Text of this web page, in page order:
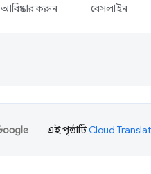
আবিষ্কার করুন বেসলাইন
এই পৃষ্ঠাটিCloud